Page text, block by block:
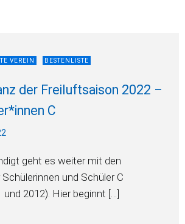
VEREIN BESTENLISTE
der Freiluftsaison 2022 –
C
geht es weiter mit den
und Schüler C
und 2012). Hier beginnt […]